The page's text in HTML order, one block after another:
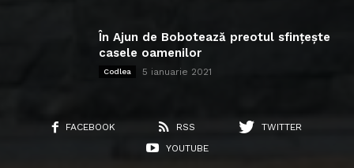
În Ajun de Bobotează preotul sfințește
casele oamenilor
Codlea 5 ianuarie 2021
FACEBOOK RSS
TWITTER
YOUTUBE